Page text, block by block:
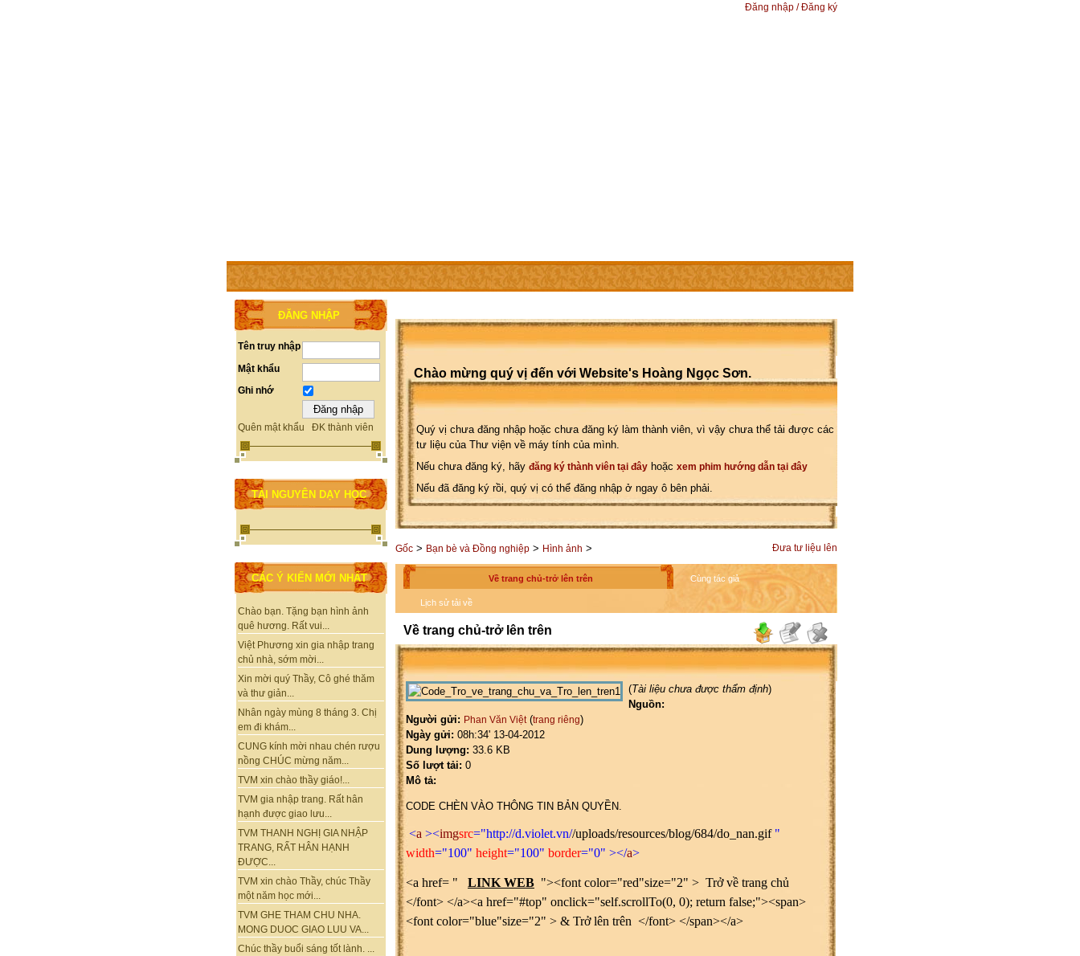
Đăng nhập / Đăng ký
TRANG CHỦ THÀNH VIÊN TRỢ GIÚP WEBSITE LIÊN KẾT
ĐĂNG NHẬP
Tên truy nhập
Mật khẩu
Ghi nhớ
Quên mật khẩu ĐK thành viên
TÀI NGUYÊN DẠY HỌC
CÁC Ý KIẾN MỚI NHẤT
Chào bạn. Tặng bạn hình ảnh
quê hương. Rất vui...
Việt Phương xin gia nhập trang
chủ nhà, sớm mời...
Xin mời quý Thầy, Cô ghé thăm
và thư giản...
Nhân ngày mùng 8 tháng 3. Chị
em đi khám...
CUNG kính mời nhau chén rượu
nồng CHÚC mừng năm...
TVM xin chào thầy giáo!...
TVM gia nhập trang. Rất hân
hạnh được giao lưu...
TVM THANH NGHỊ GIA NHẬP
TRANG, RẤT HÂN HẠNH
ĐƯỢC...
TVM xin chào Thầy, chúc Thầy
một năm học mới...
TVM GHE THAM CHU NHA.
MONG DUOC GIAO LUU VA...
Chúc thầy buổi sáng tốt lành. ...
Chào mừng quý vị đến với Website's Hoàng Ngọc Sơn.
Quý vị chưa đăng nhập hoặc chưa đăng ký làm thành viên, vì vậy chưa thể tải được các
tư liệu của Thư viện về máy tính của mình.
Nếu chưa đăng ký, hãy đăng ký thành viên tại đây hoặc xem phim hướng dẫn tại đây
Nếu đã đăng ký rồi, quý vị có thể đăng nhập ở ngay ô bên phải.
Đưa tư liệu lên
Gốc > Bạn bè và Đồng nghiệp > Hình ảnh >
Về trang chủ-trở lên trên Cùng tác giả
Lịch sử tải về
Về trang chủ-trở lên trên
(Tài liệu chưa được thẩm định)
Nguồn:
Người gửi: Phan Văn Việt(trang riêng)
Ngày gửi: 08h:34' 13-04-2012
Dung lượng: 33.6 KB
Số lượt tải: 0
Mô tả:
CODE CHÈN VÀO THÔNG TIN BẢN QUYỀN.
<a ><imgsrc="http://d.violet.vn//uploads/resources/blog/684/do_nan.gif "
width="100" height="100" border="0" ></a>
<a href= " LINK WEB "><font color="red"size="2" > Trở về trang chủ
</font> </a><a href="#top" onclick="self.scrollTo(0, 0); return false;"><span>
<font color="blue"size="2" > & Trở lên trên </font> </span></a>